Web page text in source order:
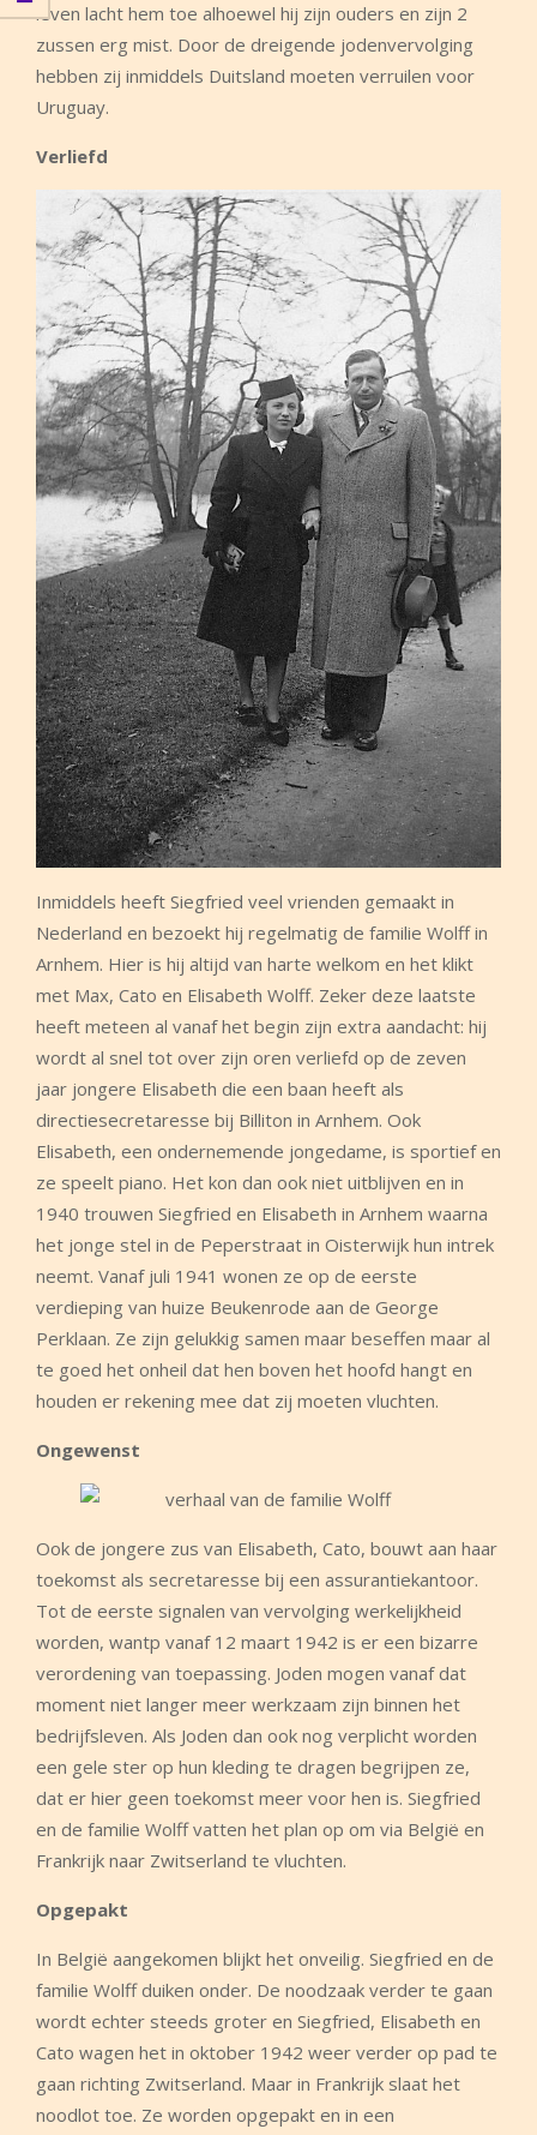
leven lacht hem toe alhoewel hij zijn ouders en zijn 2
zussen erg mist. Door de dreigende jodenvervolging
hebben zij inmiddels Duitsland moeten verruilen voor
Uruguay.
Verliefd
Inmiddels heeft Siegfried veel vrienden gemaakt in
Nederland en bezoekt hij regelmatig de familie Wolff in
Arnhem. Hier is hij altijd van harte welkom en het klikt
met Max, Cato en Elisabeth Wolff. Zeker deze laatste
heeft meteen al vanaf het begin zijn extra aandacht: hij
wordt al snel tot over zijn oren verliefd op de zeven
jaar jongere Elisabeth die een baan heeft als
directiesecretaresse bij Billiton in Arnhem. Ook
Elisabeth, een ondernemende jongedame, is sportief en
ze speelt piano. Het kon dan ook niet uitblijven en in
1940 trouwen Siegfried en Elisabeth in Arnhem waarna
het jonge stel in de Peperstraat in Oisterwijk hun intrek
neemt. Vanaf juli 1941 wonen ze op de eerste
verdieping van huize Beukenrode aan de George
Perklaan. Ze zijn gelukkig samen maar beseffen maar al
te goed het onheil dat hen boven het hoofd hangt en
houden er rekening mee dat zij moeten vluchten.
Ongewenst
Ook de jongere zus van Elisabeth, Cato, bouwt aan haar
toekomst als secretaresse bij een assurantiekantoor.
Tot de eerste signalen van vervolging werkelijkheid
worden, wantp vanaf 12 maart 1942 is er een bizarre
verordening van toepassing. Joden mogen vanaf dat
moment niet langer meer werkzaam zijn binnen het
bedrijfsleven. Als Joden dan ook nog verplicht worden
een gele ster op hun kleding te dragen begrijpen ze,
dat er hier geen toekomst meer voor hen is. Siegfried
en de familie Wolff vatten het plan op om via België en
Frankrijk naar Zwitserland te vluchten.
Opgepakt
In België aangekomen blijkt het onveilig. Siegfried en de
familie Wolff duiken onder. De noodzaak verder te gaan
wordt echter steeds groter en Siegfried, Elisabeth en
Cato wagen het in oktober 1942 weer verder op pad te
gaan richting Zwitserland. Maar in Frankrijk slaat het
noodlot toe. Ze worden opgepakt en in een